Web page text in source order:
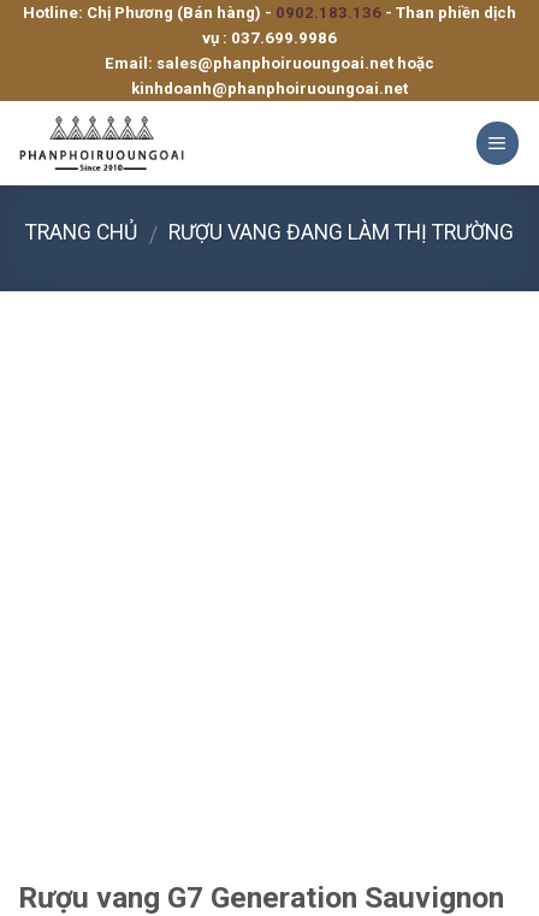
SkipHotline: Chị Phương (Bán hàng) - 0902.183.136 - Than phiền dịch
vụ : 037.699.9986
Email: sales@phanphoiruoungoai.net hoặc
kinhdoanh@phanphoiruoungoai.net
TRANG CHỦ / RƯỢU VANG ĐANG LÀM THỊ TRƯỜNG
Rượu vang G7 Generation Sauvignon